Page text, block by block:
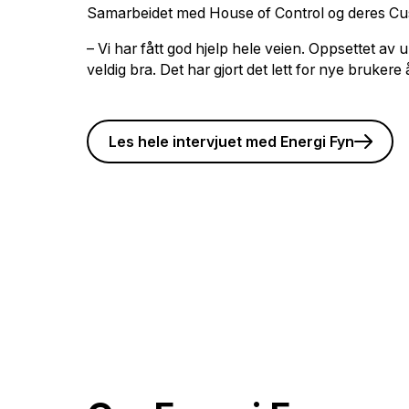
Samarbeidet med House of Control og deres
– Vi har fått god hjelp hele veien. Oppsettet
veldig bra. Det har gjort det lett for nye brukere
Les hele intervjuet med Energi Fyn